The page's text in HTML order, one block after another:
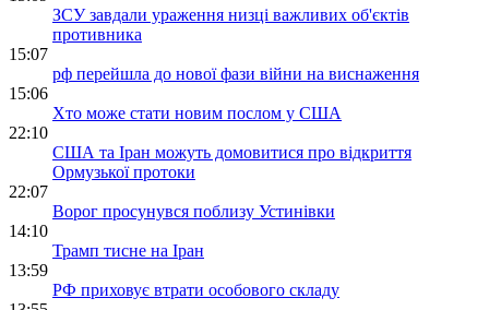
ЗСУ завдали ураження низці важливих об'єктів
противника
15:07
рф перейшла до нової фази війни на виснаження
15:06
Хто може стати новим послом у США
22:10
США та Іран можуть домовитися про відкриття
Ормузької протоки
22:07
Ворог просунувся поблизу Устинівки
14:10
Трамп тисне на Іран
13:59
РФ приховує втрати особового складу